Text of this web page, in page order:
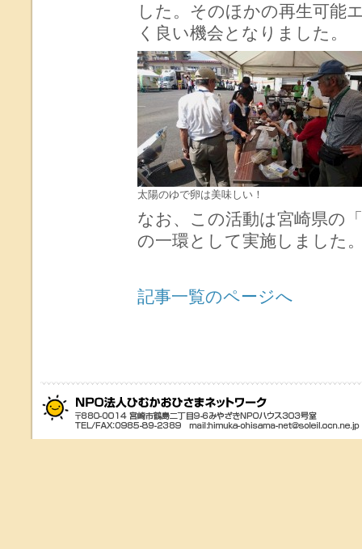
した。そのほかの再生可能
く良い機会となりました。
太陽のゆで卵は美味しい！
なお、この活動は宮崎県の
の一環として実施しました
記事一覧のページへ